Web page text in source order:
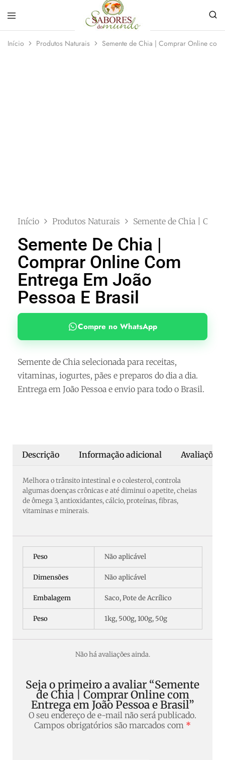
do
loja
Início Produtos Naturais Semente de Chia | Comprar Online com
Início Produtos Naturais Semente de Chia |
Semente De Chia |
Comprar Online Com
Entrega Em João
Pessoa E Brasil
Compre no WhatsApp
Semente de Chia selecionada para receitas,
vitaminas, iogurtes, pães e preparos do dia a dia.
Entrega em João Pessoa e envio para todo o Brasil.
Descrição Informação adicional Avaliações
Melhora o trânsito intestinal e o colesterol, controla
algumas doenças crônicas e até diminui o apetite, cheias
de ômega 3, antioxidantes, cálcio, proteínas, fibras,
vitaminas e minerais.
Peso Não aplicável
Dimensões Não aplicável
Embalagem Saco, Pote de Acrílico
Peso 1kg, 500g, 100g, 50g
Não há avaliações ainda.
Seja o primeiro a avaliar “Semente
de Chia | Comprar Online com
Entrega em João Pessoa e Brasil”
O seu endereço de e-mail não será publicado.
Campos obrigatórios são marcados com *